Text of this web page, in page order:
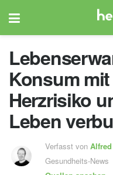
Konsum
Herzrisiko
Leben
Verfasst von
Gesundheits-News